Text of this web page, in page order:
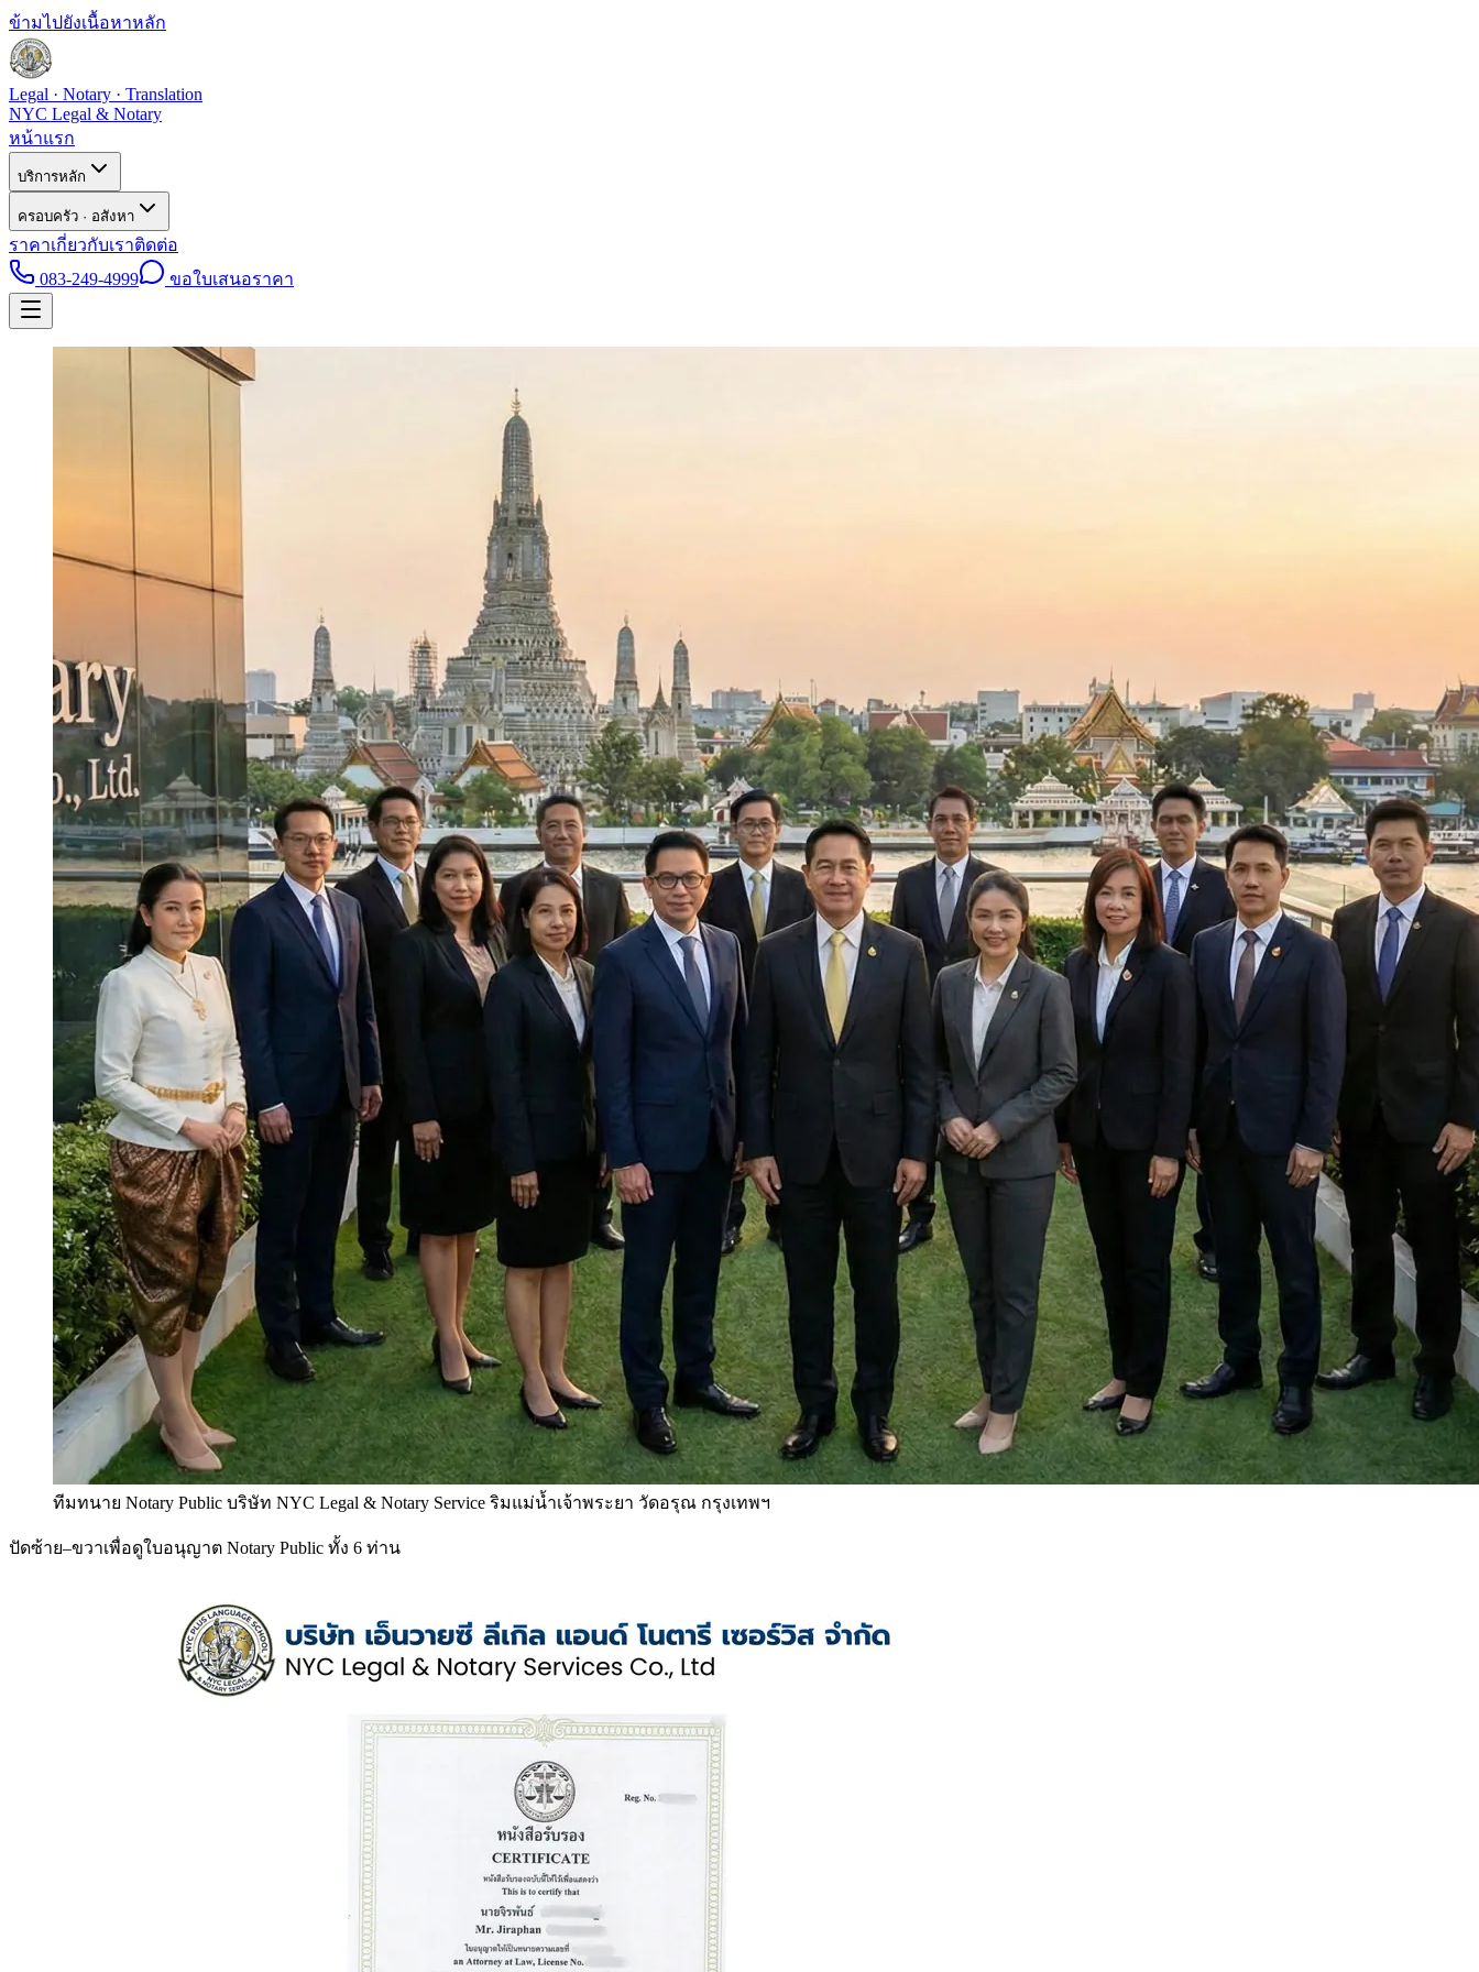
ข้ามไปยังเนื้อหาหลัก
Legal · Notary · Translation
NYC Legal & Notary
หน้าแรก
บริการหลัก
ครอบครัว · อสังหา
ราคาเกี่ยวกับเราติดต่อ
083-249-4999
ขอใบเสนอราคา
ทีมทนาย Notary Public บริษัท NYC Legal & Notary Service ริมแม่น้ำเจ้าพระยา วัดอรุณ กรุงเทพฯ
ปัดซ้าย–ขวาเพื่อดูใบอนุญาต Notary Public ทั้ง 6 ท่าน